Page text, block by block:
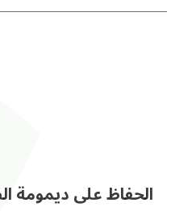
الحفاظ على ديمومة